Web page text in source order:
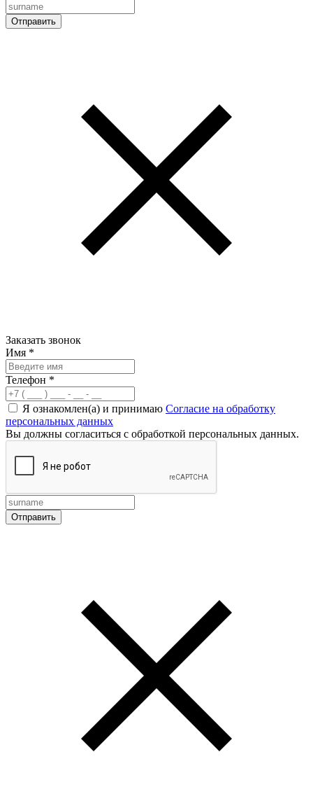
Заказать звонок
Имя *
Телефон *
Я ознакомлен(а) и принимаю Согласие на обработку
персональных данных
Вы должны согласиться с обработкой персональных данных.